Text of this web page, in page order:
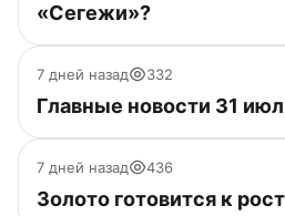
«Сегежи»?
7 дней назад 332
Главные новости 31
7 дней назад 436
Золото готовится к